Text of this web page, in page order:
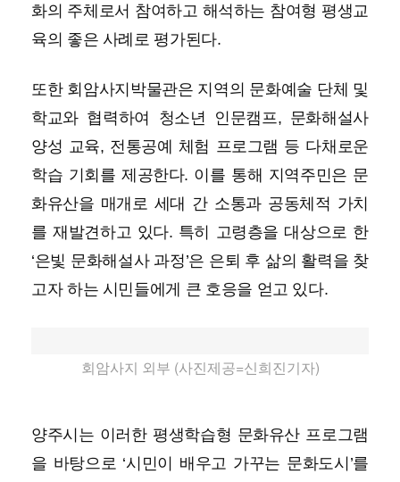
화의 주체로서 참여하고 해석하는 참여형 평생교
육의 좋은 사례로 평가된다.
또한 회암사지박물관은 지역의 문화예술 단체 및
학교와 협력하여 청소년 인문캠프, 문화해설사
양성 교육, 전통공예 체험 프로그램 등 다채로운
학습 기회를 제공한다. 이를 통해 지역주민은 문
화유산을 매개로 세대 간 소통과 공동체적 가치
를 재발견하고 있다. 특히 고령층을 대상으로 한
‘은빛 문화해설사 과정’은 은퇴 후 삶의 활력을 찾
고자 하는 시민들에게 큰 호응을 얻고 있다.
회암사지 외부 (사진제공=신희진기자)
양주시는 이러한 평생학습형 문화유산 프로그램
을 바탕으로 ‘시민이 배우고 가꾸는 문화도시’를